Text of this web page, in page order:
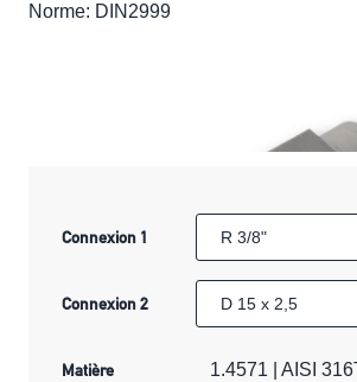
Norme: DIN2999
Connexion 1
Connexion 2
Matière 1.4571 | AISI